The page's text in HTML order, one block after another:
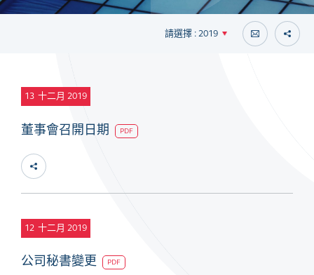
請選擇 : 2019
13 十二月 2019
董事會召開日期 PDF
12 十二月 2019
公司秘書變更 PDF